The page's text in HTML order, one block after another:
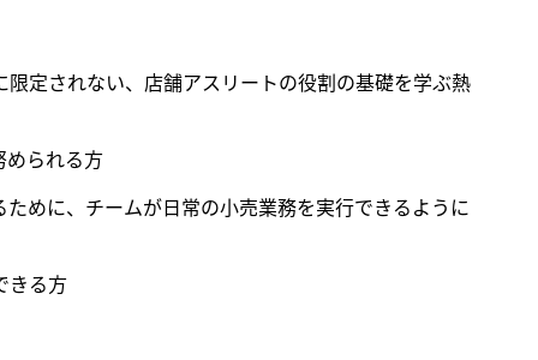
定されない、店舗アスリートの役割の基礎を学ぶ熱
められる方
めに、チームが日常の小売業務を実行できるように
きる方